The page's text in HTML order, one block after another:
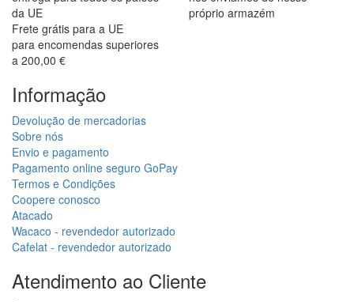
da UE
próprio armazém
Frete grátis para a UE
para encomendas superiores
a 200,00 €
Informação
Devolução de mercadorias
Sobre nós
Envio e pagamento
Pagamento online seguro GoPay
Termos e Condições
Coopere conosco
Atacado
Wacaco - revendedor autorizado
Cafelat - revendedor autorizado
Atendimento ao Cliente